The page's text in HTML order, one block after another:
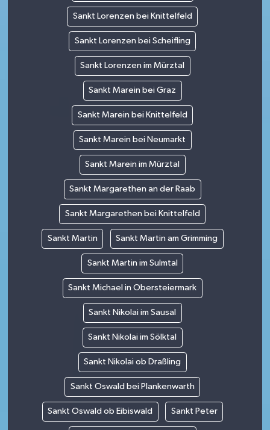
Sankt Lorenzen bei Knittelfeld
Sankt Lorenzen bei Scheifling
Sankt Lorenzen im Mürztal
Sankt Marein bei Graz
Sankt Marein bei Knittelfeld
Sankt Marein bei Neumarkt
Sankt Marein im Mürztal
Sankt Margarethen an der Raab
Sankt Margarethen bei Knittelfeld
Sankt Martin Sankt Martin am Grimming
Sankt Martin im Sulmtal
Sankt Michael in Obersteiermark
Sankt Nikolai im Sausal
Sankt Nikolai im Sölktal
Sankt Nikolai ob Draßling
Sankt Oswald bei Plankenwarth
Sankt Oswald ob Eibiswald Sankt Peter